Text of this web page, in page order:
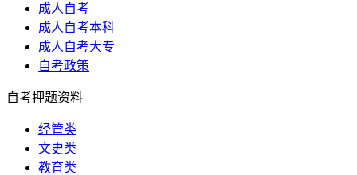
成人自考
成人自考本科
成人自考大专
自考政策
自考押题资料
经管类
文史类
教育类